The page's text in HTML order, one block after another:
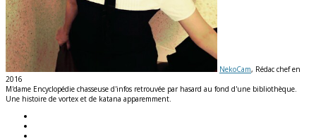
NekoCam, Rédac chef en
2016
M'dame Encyclopédie chasseuse d'infos retrouvée par hasard au fond d'une bibliothèque.
Une histoire de vortex et de katana apparemment.